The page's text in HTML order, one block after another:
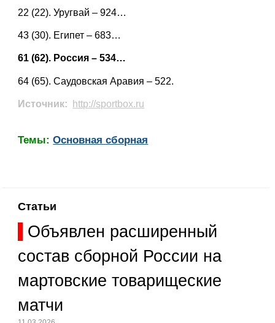
22 (22). Уругвай – 924…
43 (30). Египет – 683…
61 (62). Россия – 534…
64 (65). Саудовская Аравия – 522.
Источник: http://sportbox.ru
Темы:Основная сборная
Статьи
Объявлен расширенный
состав сборной России на
мартовские товарищеские
матчи